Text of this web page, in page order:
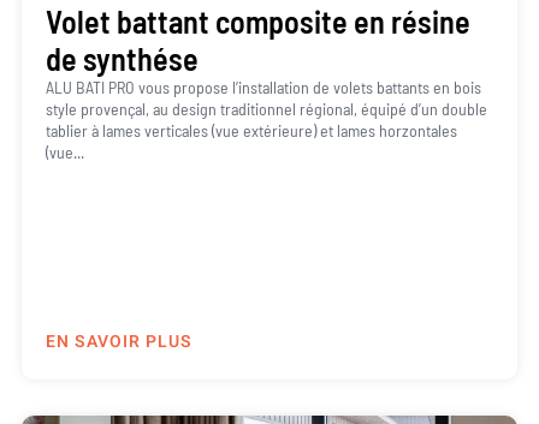
Volet battant composite en résine
de synthése
ALU BATI PRO vous propose l’installation de volets battants en bois
style provençal, au design traditionnel régional, équipé d’un double
tablier à lames verticales (vue extérieure) et lames horzontales
(vue...
EN SAVOIR PLUS